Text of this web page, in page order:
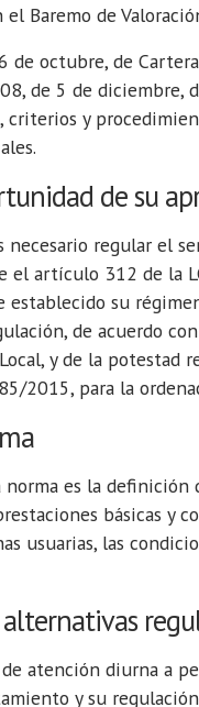
Baremo de
octubre, de
de 5 de diciembre,
criterios y
de su
necesario regular el
el artículo 312 de la
establecido su
de acuerdo
y de la
2015, para la
es la definición
básicas y
usuarias, las
alternativas
atención diurna a
y su